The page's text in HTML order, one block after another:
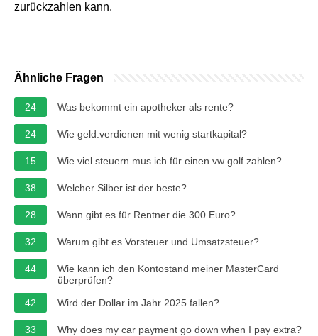
zurückzahlen kann.
Ähnliche Fragen
24 Was bekommt ein apotheker als rente?
24 Wie geld.verdienen mit wenig startkapital?
15 Wie viel steuern mus ich für einen vw golf zahlen?
38 Welcher Silber ist der beste?
28 Wann gibt es für Rentner die 300 Euro?
32 Warum gibt es Vorsteuer und Umsatzsteuer?
44
Wie kann ich den Kontostand meiner MasterCard
überprüfen?
42
Wird der Dollar im Jahr 2025 fallen?
33 Why does my car payment go down when I pay extra?